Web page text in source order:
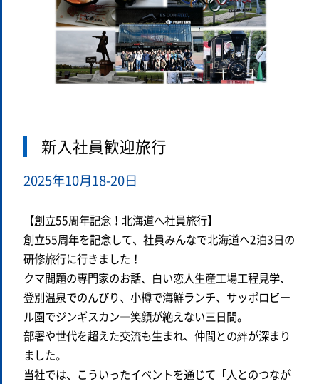
新入社員歓迎旅行
2025年10月18-20日
【創立55周年記念！北海道へ社員旅行】
創立55周年を記念して、社員みんなで北海道へ2泊3日の
研修旅行に行きました！
クマ問題の専門家のお話、白い恋人生産工場工程見学、
登別温泉でのんびり、小樽で海鮮ランチ、サッポロビー
ル園でジンギスカン―笑顔が絶えない三日間。
部署や世代を超えた交流も生まれ、仲間との絆が深まり
ました。
当社では、こういったイベントを通じて「人とのつなが